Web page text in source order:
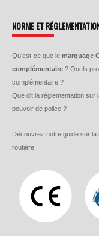
NORME ET
Qu’est-ce que le marquage
complémentaire ? Quels
complémentaire ?
Que dit la réglementation sur
pouvoir de police ?
Découvrez notre guide sur la
routière.